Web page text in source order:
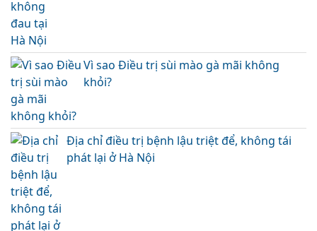
Vì sao Điều trị sùi mào gà mãi không
khỏi?
Địa chỉ điều trị bệnh lậu triệt để, không tái
phát lại ở Hà Nội